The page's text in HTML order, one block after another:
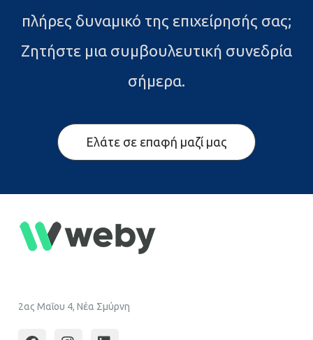
πλήρες δυναμικό της επιχείρησής σας;
Ζητήστε μια συμβουλευτική συνεδρία
σήμερα.
Ελάτε σε επαφή μαζί μας
2ας Μαΐου 4, Νέα Σμύρνη